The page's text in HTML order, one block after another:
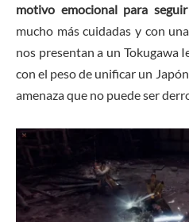
motivo emocional para
mucho más cuidadas y con
nos presentan a un Tokugawa
con el peso de unificar un
amenaza que no puede ser